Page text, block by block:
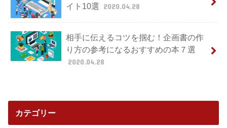
イト10選 2020.04.28
相手に伝えるコツを掴む！企画書の作
り方の参考になるおすすめの本７選
2020.04.28
カテゴリー